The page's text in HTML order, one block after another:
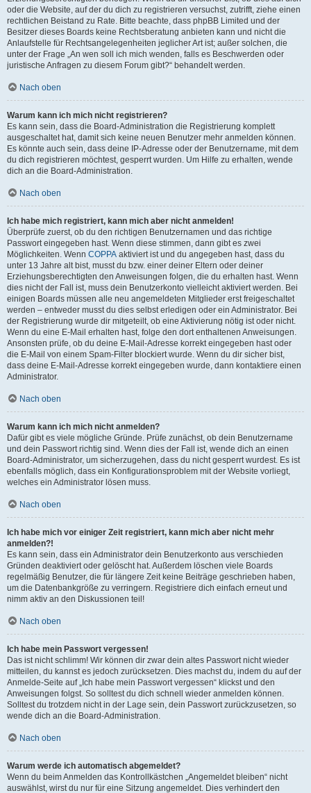
oder die Website, auf der du dich zu registrieren versuchst, zutrifft, ziehe einen
rechtlichen Beistand zu Rate. Bitte beachte, dass phpBB Limited und der
Besitzer dieses Boards keine Rechtsberatung anbieten kann und nicht die
Anlaufstelle für Rechtsangelegenheiten jeglicher Art ist; außer solchen, die
unter der Frage „An wen soll ich mich wenden, falls es Beschwerden oder
juristische Anfragen zu diesem Forum gibt?“ behandelt werden.
Nach oben
Warum kann ich mich nicht registrieren?
Es kann sein, dass die Board-Administration die Registrierung komplett
ausgeschaltet hat, damit sich keine neuen Benutzer mehr anmelden können.
Es könnte auch sein, dass deine IP-Adresse oder der Benutzername, mit dem
du dich registrieren möchtest, gesperrt wurden. Um Hilfe zu erhalten, wende
dich an die Board-Administration.
Nach oben
Ich habe mich registriert, kann mich aber nicht anmelden!
Überprüfe zuerst, ob du den richtigen Benutzernamen und das richtige
Passwort eingegeben hast. Wenn diese stimmen, dann gibt es zwei
Möglichkeiten. Wenn COPPA aktiviert ist und du angegeben hast, dass du
unter 13 Jahre alt bist, musst du bzw. einer deiner Eltern oder deiner
Erziehungsberechtigten den Anweisungen folgen, die du erhalten hast. Wenn
dies nicht der Fall ist, muss dein Benutzerkonto vielleicht aktiviert werden. Bei
einigen Boards müssen alle neu angemeldeten Mitglieder erst freigeschaltet
werden – entweder musst du dies selbst erledigen oder ein Administrator. Bei
der Registrierung wurde dir mitgeteilt, ob eine Aktivierung nötig ist oder nicht.
Wenn du eine E-Mail erhalten hast, folge den dort enthaltenen Anweisungen.
Ansonsten prüfe, ob du deine E-Mail-Adresse korrekt eingegeben hast oder
die E-Mail von einem Spam-Filter blockiert wurde. Wenn du dir sicher bist,
dass deine E-Mail-Adresse korrekt eingegeben wurde, dann kontaktiere einen
Administrator.
Nach oben
Warum kann ich mich nicht anmelden?
Dafür gibt es viele mögliche Gründe. Prüfe zunächst, ob dein Benutzername
und dein Passwort richtig sind. Wenn dies der Fall ist, wende dich an einen
Board-Administrator, um sicherzugehen, dass du nicht gesperrt wurdest. Es ist
ebenfalls möglich, dass ein Konfigurationsproblem mit der Website vorliegt,
welches ein Administrator lösen muss.
Nach oben
Ich habe mich vor einiger Zeit registriert, kann mich aber nicht mehr
anmelden?!
Es kann sein, dass ein Administrator dein Benutzerkonto aus verschieden
Gründen deaktiviert oder gelöscht hat. Außerdem löschen viele Boards
regelmäßig Benutzer, die für längere Zeit keine Beiträge geschrieben haben,
um die Datenbankgröße zu verringern. Registriere dich einfach erneut und
nimm aktiv an den Diskussionen teil!
Nach oben
Ich habe mein Passwort vergessen!
Das ist nicht schlimm! Wir können dir zwar dein altes Passwort nicht wieder
mitteilen, du kannst es jedoch zurücksetzen. Dies machst du, indem du auf der
Anmelde-Seite auf „Ich habe mein Passwort vergessen“ klickst und den
Anweisungen folgst. So solltest du dich schnell wieder anmelden können.
Solltest du trotzdem nicht in der Lage sein, dein Passwort zurückzusetzen, so
wende dich an die Board-Administration.
Nach oben
Warum werde ich automatisch abgemeldet?
Wenn du beim Anmelden das Kontrollkästchen „Angemeldet bleiben“ nicht
auswählst, wirst du nur für eine Sitzung angemeldet. Dies verhindert den